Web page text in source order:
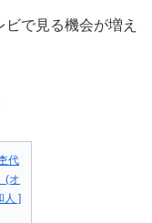
で見る機会が増え
代
(オ
人 ]